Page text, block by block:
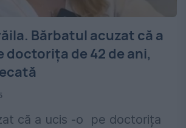
Bărbatul acuzat că a
doctorița de 42 de ani,
că a ucis -o pe doctorița